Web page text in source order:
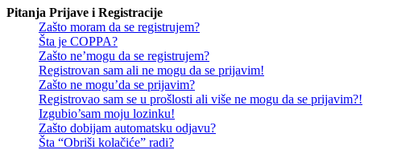
Pitanja Prijave i Registracije
Zašto moram da se registrujem?
Šta je COPPA?
Zašto ne’mogu da se registrujem?
Registrovan sam ali ne mogu da se prijavim!
Zašto ne mogu’da se prijavim?
Registrovao sam se u prošlosti ali više ne mogu da se prijavim?!
Izgubio’sam moju lozinku!
Zašto dobijam automatsku odjavu?
Šta “Obriši kolačiće” radi?